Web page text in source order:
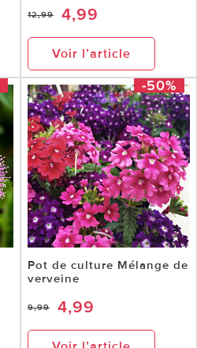
12,99 4,99
Voir l’article
-50%
Pot de culture Mélange de
verveine
9,99 4,99